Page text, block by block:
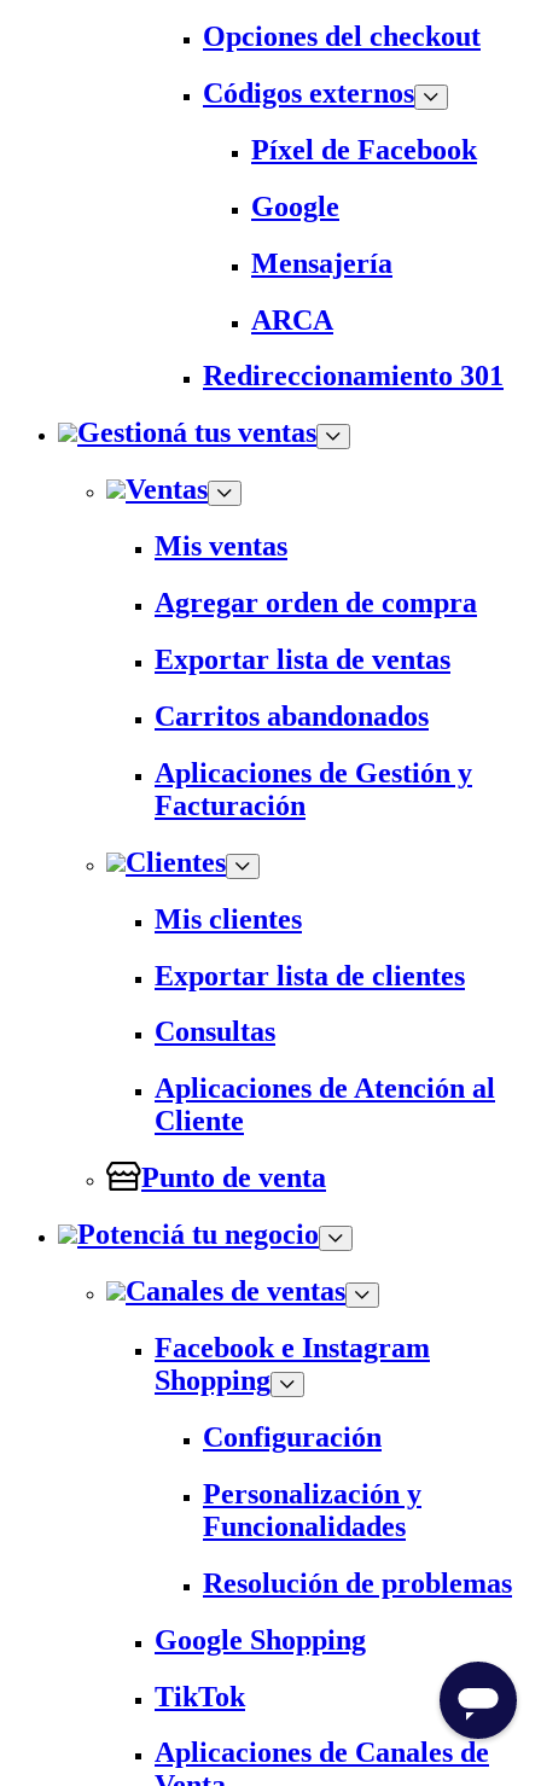
Opciones del checkout
Códigos externos
Píxel de Facebook
Google
Mensajería
ARCA
Redireccionamiento 301
Gestioná tus ventas
Ventas
Mis ventas
Agregar orden de compra
Exportar lista de ventas
Carritos abandonados
Aplicaciones de Gestión y
Facturación
Clientes
Mis clientes
Exportar lista de clientes
Consultas
Aplicaciones de Atención al
Cliente
Punto de venta
Potenciá tu negocio
Canales de ventas
Facebook e Instagram
Shopping
Configuración
Personalización y
Funcionalidades
Resolución de problemas
Google Shopping
TikTok
Aplicaciones de Canales de